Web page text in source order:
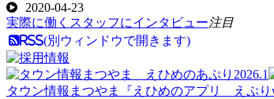
2020-04-23
実際に働くスタッフにインタビュー注目
RSS(別ウィンドウで開きます)
タウン情報まつやま『えひめのアプリ えぷ